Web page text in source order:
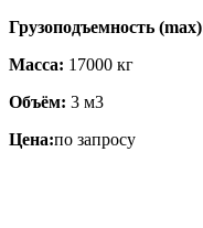
Грузоподъемность
Масса: 17000 кг
Объём: 3 м3
Цена:по запросу